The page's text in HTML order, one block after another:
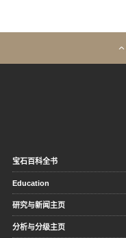
宝石百科全书
Education
研究与新闻主页
分析与分级主页